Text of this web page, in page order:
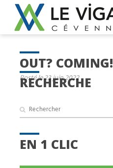
RECHERCHE
EN 1 CLIC
OUT? COMING!
Posté le 23 juin 2022